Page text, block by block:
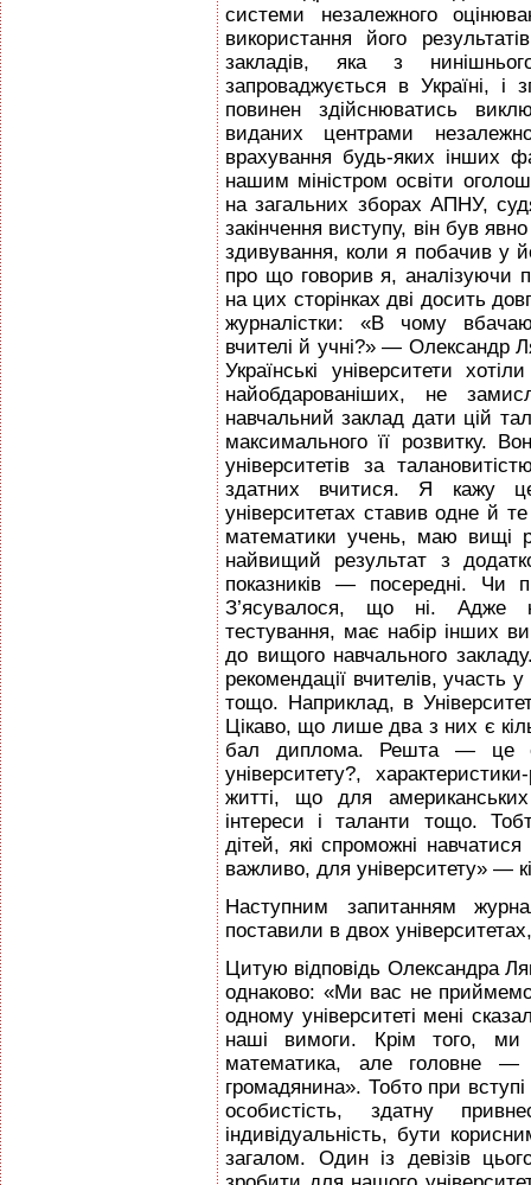
системи незалежного
використання його
закладів, яка з
запроваджується в Україні, і
повинен здійснюватись
виданих центрами
врахування будь-яких інших
нашим міністром освіти
на загальних зборах АПНУ,
закінчення виступу, він був
здивування, коли я побачив у
про що говорив я,
на цих сторінках дві досить
журналістки: «В чому
вчителі й учні?» — Олександр
Українські університети
найобдарованіших, не
навчальний заклад дати цій
максимального її розвитку.
університетів за
здатних вчитися. Я кажу
університетах ставив одне й
математики учень, маю вищі
найвищий результат з
показників — посередні. Чи
З’ясувалося, що ні. Адже
тестування, має набір інших
до вищого навчального
рекомендації вчителів, участь
тощо. Наприклад, в
Цікаво, що лише два з них є
бал диплома. Решта — це
університету?,
житті, що для
інтереси і таланти тощо.
дітей, які спроможні
важливо, для університету» —
Наступним запитанням
поставили в двох
Цитую відповідь Олександра
однаково: «Ми вас не
одному університеті мені
наші вимоги. Крім того,
математика, але головне —
громадянина». Тобто при
особистість, здатну
індивідуальність, бути
загалом. Один із девізів